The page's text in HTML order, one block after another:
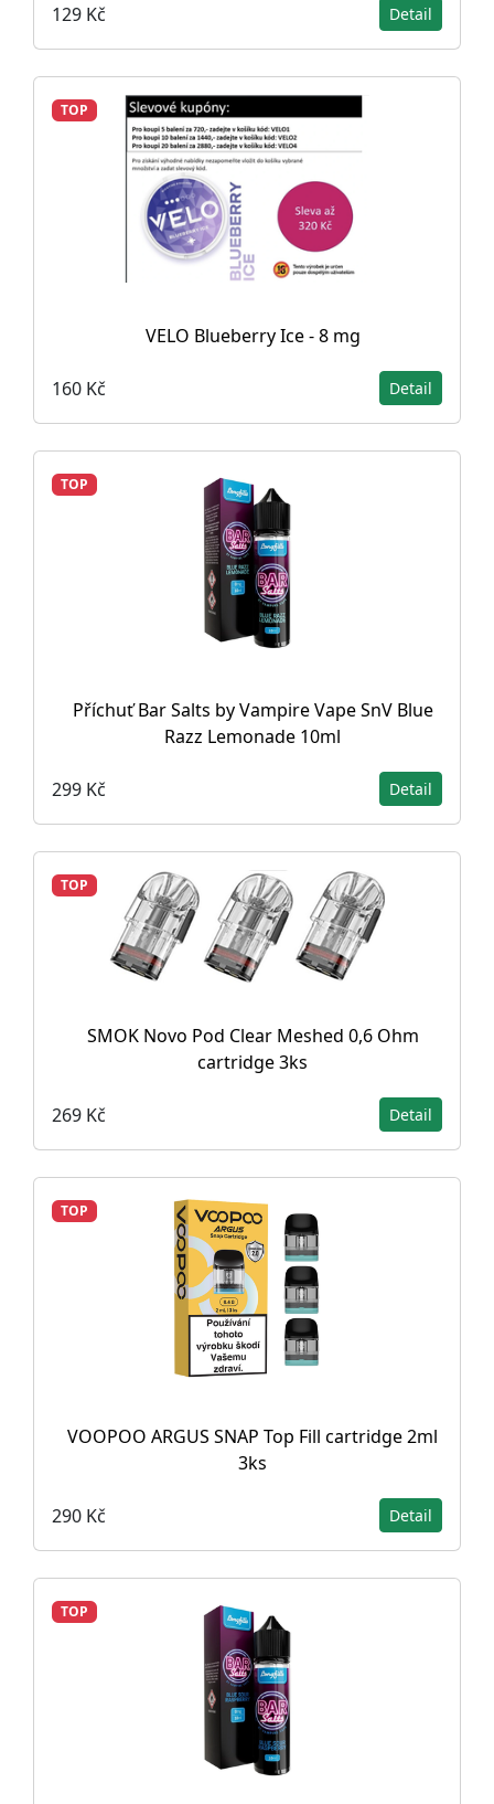
129 Kč Detail
TOP
VELO Blueberry Ice - 8 mg
160 Kč Detail
TOP
Příchuť Bar Salts by Vampire Vape SnV Blue
Razz Lemonade 10ml
299 Kč Detail
TOP
SMOK Novo Pod Clear Meshed 0,6 Ohm
cartridge 3ks
269 Kč Detail
TOP
VOOPOO ARGUS SNAP Top Fill cartridge 2ml
3ks
290 Kč Detail
TOP